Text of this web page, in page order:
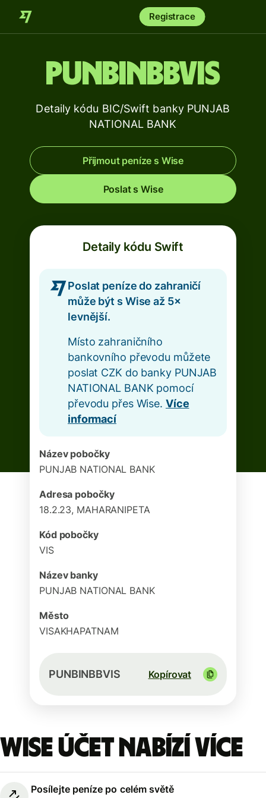
Registrace
PUNBINBBVIS
Detaily kódu BIC/Swift banky PUNJAB
NATIONAL BANK
Přijmout peníze s Wise
Poslat s Wise
Detaily kódu Swift
Poslat peníze do zahraničí
může být s Wise až 5×
levnější.
Místo zahraničního
bankovního převodu můžete
poslat CZK do banky PUNJAB
NATIONAL BANK pomocí
převodu přes Wise. Více
informací
Název pobočky
PUNJAB NATIONAL BANK
Adresa pobočky
18.2.23, MAHARANIPETA
Kód pobočky
VIS
Název banky
PUNJAB NATIONAL BANK
Město
VISAKHAPATNAM
PUNBINBBVIS Kopírovat
Wise účet nabízí více
Posílejte peníze po celém světě